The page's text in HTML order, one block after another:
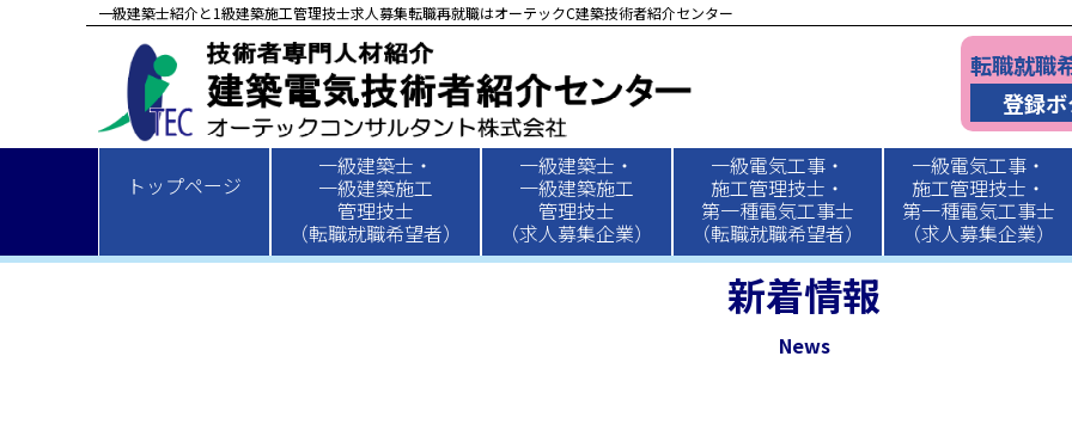
一級建築士紹介と1級建築施工管理技士求人募集転職再就職はオーテックC建築技術者紹介センター
転職就職
登録
トップページ
一級建築士・
一級建築施工
管理技士
（転職就職希望者）
一級建築士・
一級建築施工
管理技士
（求人募集企業）
一級電気工事・
施工管理技士・
第一種電気工事士
（転職就職希望者）
一級電気工事・
施工管理技士・
第一種電気工事士
（求人募集企業）
HOME 新着情報 > 3/18
新着情報
News